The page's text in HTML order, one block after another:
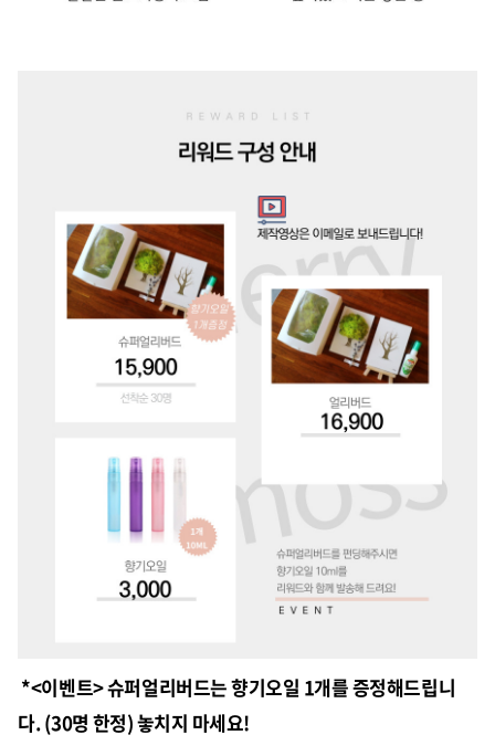
*<이벤트> 슈퍼얼리버드는 향기오일 1개를 증정해드립니
다. (30명 한정) 놓치지 마세요!